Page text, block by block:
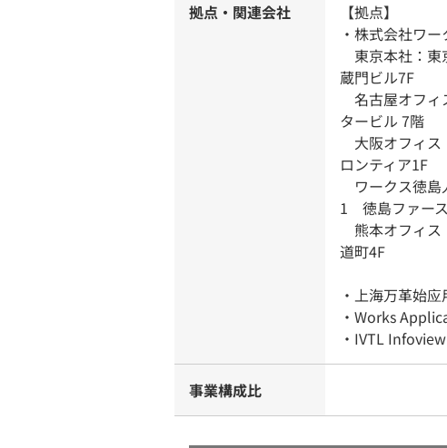
拠点・関連会社
【拠点】
・株式会社ワ
東京本社：東
蔵門ビル7F
名古屋オフィ
タービル 7階
大阪オフィス
ロンティア1F
ワークス徳島
1 徳島ファー
熊本オフィス
道町4F
・上海万革始应
・Works
・IVTL
事業構成比